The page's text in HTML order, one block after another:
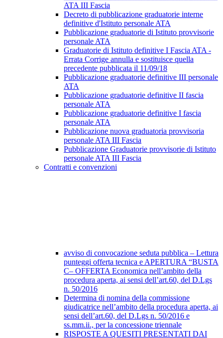
ATA III Fascia
Decreto di pubblicazione graduatorie interne
definitive d'Istituto personale ATA
Pubblicazione graduatorie di Istituto provvisorie
personale ATA
Graduatorie di Istituto definitive I Fascia ATA -
Errata Corrige annulla e sostituisce quella
precedente pubblicata il 11/09/18
Pubblicazione graduatorie definitive III personale
ATA
Pubblicazione graduatorie definitive II fascia
personale ATA
Pubblicazione graduatorie definitive I fascia
personale ATA
Pubblicazione nuova graduatoria provvisoria
personale ATA III Fascia
Pubblicazione Graduatorie provvisorie di Istituto
personale ATA III Fascia
Contratti e convenzioni
avviso di convocazione seduta pubblica – Lettura
punteggi offerta tecnica e APERTURA “BUSTA
C– OFFERTA Economica nell’ambito della
procedura aperta, ai sensi dell’art.60, del D.Lgs
n. 50/2016
Determina di nomina della commissione
giudicatrice nell’ambito della procedura aperta, ai
sensi dell’art.60, del D.Lgs n. 50/2016 e
ss.mm.ii., per la concessione triennale
RISPOSTE A QUESITI PRESENTATI DAI